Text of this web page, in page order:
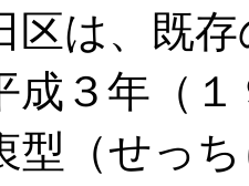
区は、既
成３年（
型（せっ